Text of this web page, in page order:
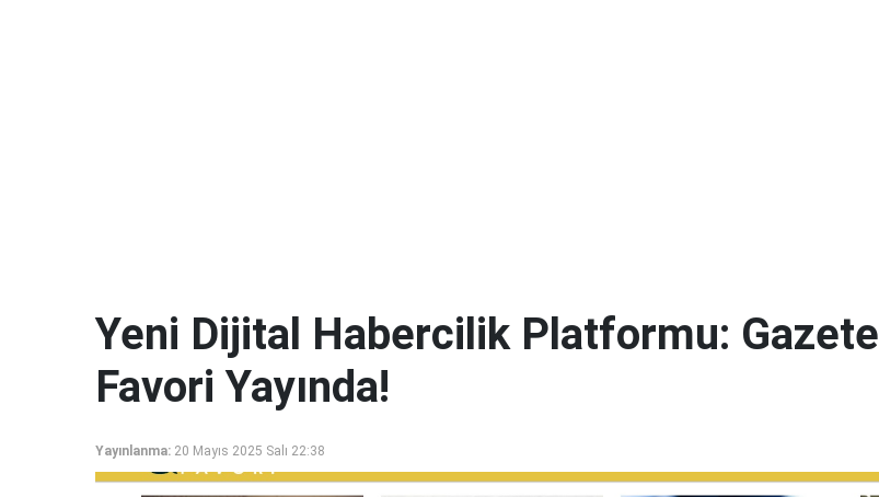
Yeni Dijital Habercilik Platformu: Gazete
Favori Yayında!
Yayınlanma: 20 Mayıs 2025 Salı 22:38